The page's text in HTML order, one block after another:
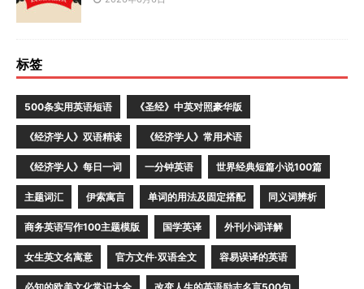
标签
500条实用英语短语 《圣经》中英对照豪华版
《经济学人》双语精读 《经济学人》常用术语
《经济学人》每日一词 一分钟英语 世界经典短篇小说100篇
主题词汇 伊索寓言 单词的用法及固定搭配 同义词辨析
商务英语写作100主题模版 国学英译 外刊小词详解
女生英文名寓意 官方文件·双语全文 容易误译的英语